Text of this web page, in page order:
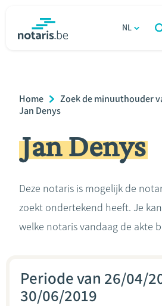
gaan
NL
Relatie & samenleven
Erven & schenken
Over de notaris
Breadcrumb
Home
Zoek de minuuthouder
Jan Denys
Jan Denys
Deze notaris is mogelijk de
zoekt ondertekend heeft. Je
welke notaris vandaag de akte
Periode van 26/04/
30/06/2019